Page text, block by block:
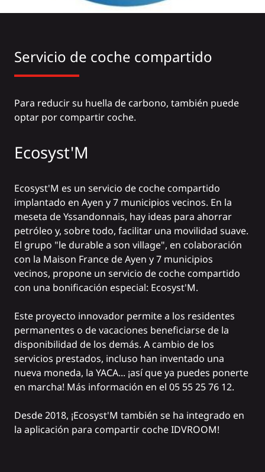
Servicio de coche compartido
Para reducir su huella de carbono, también puede
optar por compartir coche.
Ecosyst'M
Ecosyst'M es un servicio de coche compartido
implantado en Ayen y 7 municipios vecinos. En la
meseta de Yssandonnais, hay ideas para ahorrar
petróleo y, sobre todo, facilitar una movilidad suave.
El grupo "le durable a son village", en colaboración
con la Maison France de Ayen y 7 municipios
vecinos, propone un servicio de coche compartido
con una bonificación especial: Ecosyst'M.
Este proyecto innovador permite a los residentes
permanentes o de vacaciones beneficiarse de la
disponibilidad de los demás. A cambio de los
servicios prestados, incluso han inventado una
nueva moneda, la YACA... ¡así que ya puedes ponerte
en marcha! Más información en el 05 55 25 76 12.
Desde 2018, ¡Ecosyst'M también se ha integrado en
la aplicación para compartir coche IDVROOM!